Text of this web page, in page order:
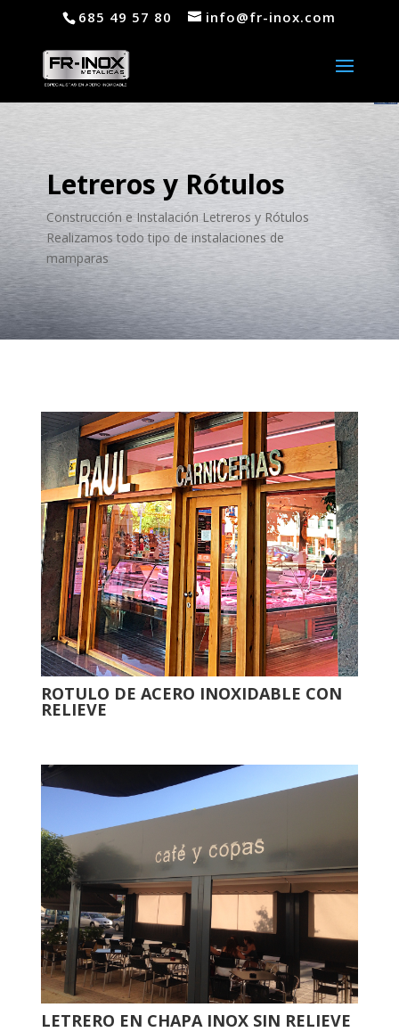
685 49 57 80 info@fr-inox.com
Letreros y Rótulos
Construcción e Instalación Letreros y Rótulos
Realizamos todo tipo de instalaciones de
mamparas
ROTULO DE ACERO INOXIDABLE CON
RELIEVE
LETRERO EN CHAPA INOX SIN RELIEVE